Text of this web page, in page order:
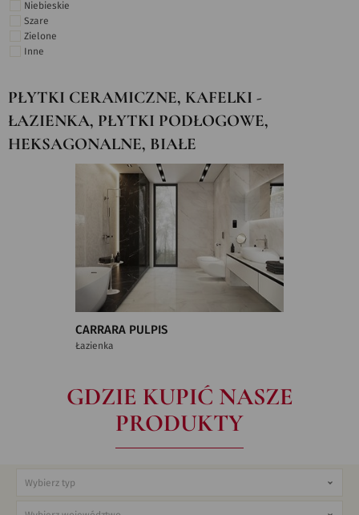
Niebieskie
Szare
Zielone
Inne
PŁYTKI CERAMICZNE, KAFELKI -
ŁAZIENKA, PŁYTKI PODŁOGOWE,
HEKSAGONALNE, BIAŁE
CARRARA PULPIS
Łazienka
GDZIE KUPIĆ NASZE
PRODUKTY